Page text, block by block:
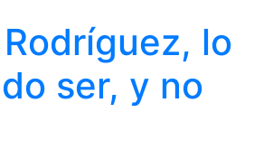
lo
ser, y no